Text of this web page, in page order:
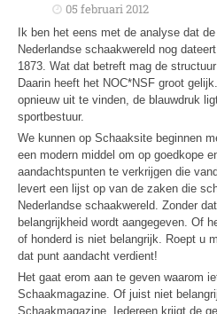
05 februari 2012
Ik ben het eens met de analyse dat
Nederlandse schaakwereld nog
1873. Wat dat betreft mag de
Daarin heeft het NOC*NSF groot
opnieuw uit te vinden, de blauwdruk
sportbestuur.
We kunnen op Schaaksite beginnen
een modern middel om op goedkope
aandachtspunten te verkrijgen die
levert een lijst op van de zaken die
Nederlandse schaakwereld. Zonder
belangrijkheid wordt aangegeven. Of
of honderd is niet belangrijk. Roept u
dat punt aandacht verdient!
Het gaat erom aan te geven waarom
Schaakmagazine. Of juist niet
Schaakmagazine. Iedereen krijgt de